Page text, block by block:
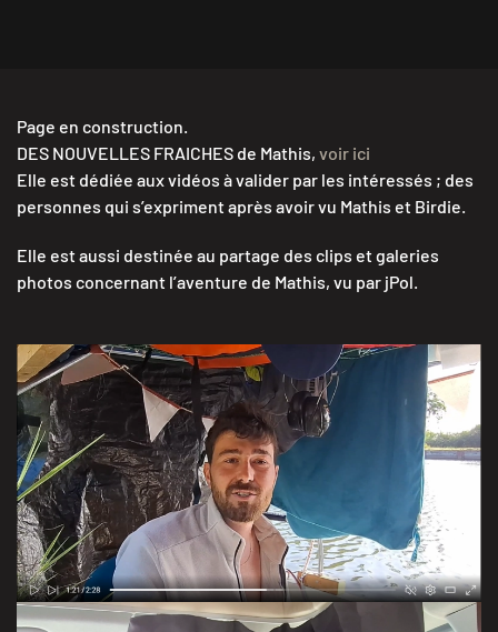
Page en construction.
DES NOUVELLES FRAICHES de Mathis, voir ici
Elle est dédiée aux vidéos à valider par les intéressés ; des
personnes qui s’expriment après avoir vu Mathis et Birdie.
Elle est aussi destinée au partage des clips et galeries
photos concernant l’aventure de Mathis, vu par jPol.
motivation et éléments technique
VOIR LE RUSH 2 MN 28 S